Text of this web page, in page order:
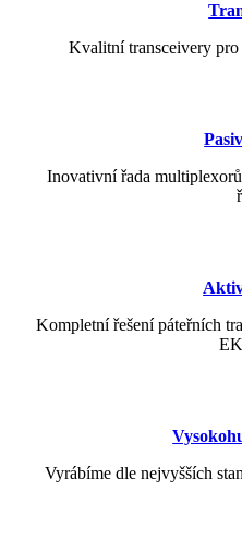
Kvalitní transceivery
Inovativní řada
Kompletní řešení páteřních
Vyrábíme dle nejvyšších